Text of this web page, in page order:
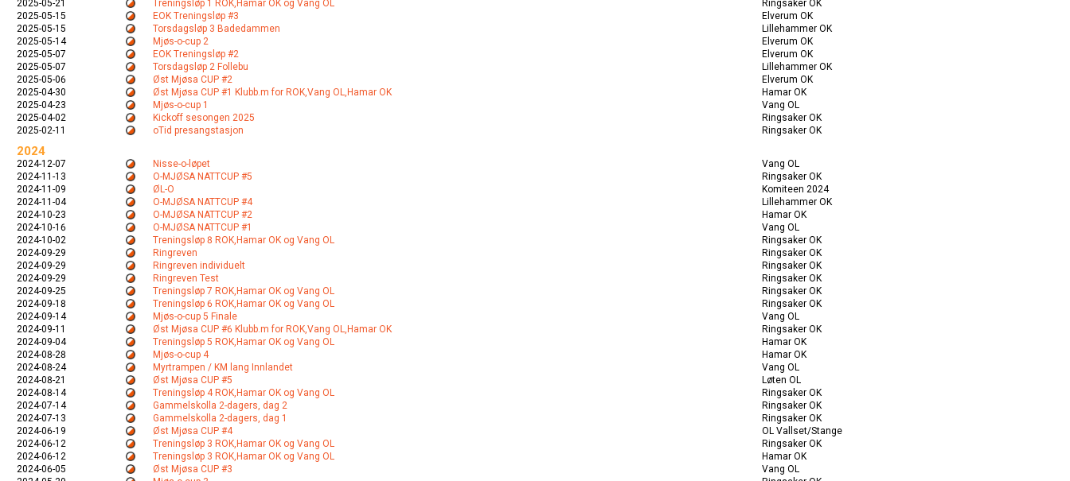
2025-05-21
Treningsløp 1 ROK,Hamar OK og Vang OL
Ringsaker OK
2025-05-15
EOK Treningsløp #3
Elverum OK
2025-05-15
Torsdagsløp 3 Badedammen
Lillehammer OK
2025-05-14
Mjøs-o-cup 2
Elverum OK
2025-05-07
EOK Treningsløp #2
Elverum OK
2025-05-07
Torsdagsløp 2 Follebu
Lillehammer OK
2025-05-06
Øst Mjøsa CUP #2
Elverum OK
2025-04-30
Øst Mjøsa CUP #1 Klubb.m for ROK,Vang OL,Hamar OK
Hamar OK
2025-04-23
Mjøs-o-cup 1
Vang OL
2025-04-02
Kickoff sesongen 2025
Ringsaker OK
2025-02-11
oTid presangstasjon Ringsaker OK
2024
2024-12-07 Nisse-o-løpet
Vang OL
2024-11-13
O-MJØSA NATTCUP #5
Ringsaker OK
2024-11-09
ØL-O
Komiteen 2024
2024-11-04
O-MJØSA NATTCUP #4
Lillehammer OK
2024-10-23
O-MJØSA NATTCUP #2
Hamar OK
2024-10-16
O-MJØSA NATTCUP #1
Vang OL
2024-10-02
Treningsløp 8 ROK,Hamar OK og Vang OL
Ringsaker OK
2024-09-29
Ringreven
Ringsaker OK
2024-09-29
Ringreven individuelt
Ringsaker OK
2024-09-29
Ringreven Test
Ringsaker OK
2024-09-25
Treningsløp 7 ROK,Hamar OK og Vang OL
Ringsaker OK
2024-09-18
Treningsløp 6 ROK,Hamar OK og Vang OL
Ringsaker OK
2024-09-14
Mjøs-o-cup 5 Finale
Vang OL
2024-09-11
Øst Mjøsa CUP #6 Klubb.m for ROK,Vang OL,Hamar OK
Ringsaker OK
2024-09-04
Treningsløp 5 ROK,Hamar OK og Vang OL
Hamar OK
2024-08-28
Mjøs-o-cup 4
Hamar OK
2024-08-24
Myrtrampen / KM lang Innlandet
Vang OL
2024-08-21
Øst Mjøsa CUP #5
Løten OL
2024-08-14
Treningsløp 4 ROK,Hamar OK og Vang OL
Ringsaker OK
2024-07-14
Gammelskolla 2-dagers, dag 2
Ringsaker OK
2024-07-13
Gammelskolla 2-dagers, dag 1
Ringsaker OK
2024-06-19
Øst Mjøsa CUP #4
OL Vallset/Stange
2024-06-12
Treningsløp 3 ROK,Hamar OK og Vang OL
Ringsaker OK
2024-06-12
Treningsløp 3 ROK,Hamar OK og Vang OL
Hamar OK
2024-06-05
Øst Mjøsa CUP #3
Vang OL